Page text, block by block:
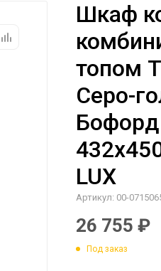
Шкаф
топом
Серо-
LUX
Артикул: 00-
26 755 ₽
Под заказ